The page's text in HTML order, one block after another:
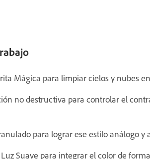
Mágica para limpiar cielos y nubes
no destructiva para controlar el
para lograr ese estilo análogo y
Suave para integrar el color de